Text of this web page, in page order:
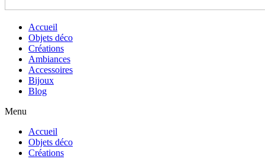
Accueil
Objets déco
Créations
Ambiances
Accessoires
Bijoux
Blog
Menu
Accueil
Objets déco
Créations